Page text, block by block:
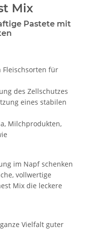
Mix
Pastete mit
Fleischsorten für
des Zellschutzes
eines stabilen
Milchprodukten,
im Napf schenken
vollwertige
Mix die leckere
Vielfalt guter